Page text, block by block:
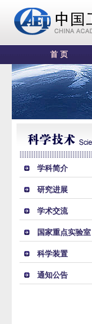
首 页
学科简介
研究进展
学术交流
国家重点实验室
科学装置
通知公告